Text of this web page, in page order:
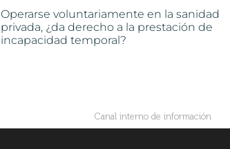
Operarse voluntariamente en la sanidad
privada, ¿da derecho a la prestación de
incapacidad temporal?
Canal interno de información